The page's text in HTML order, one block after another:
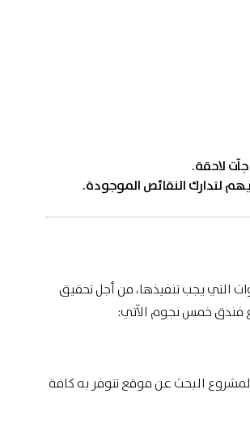
لاحقة.
لتدارك النقائص الموجودة.
أو الخطوات التي يجب تنفيذها، من أجل تحقيق
فندق خمس نجوم الآتي:
البحث عن موقع تتوفر به كافة